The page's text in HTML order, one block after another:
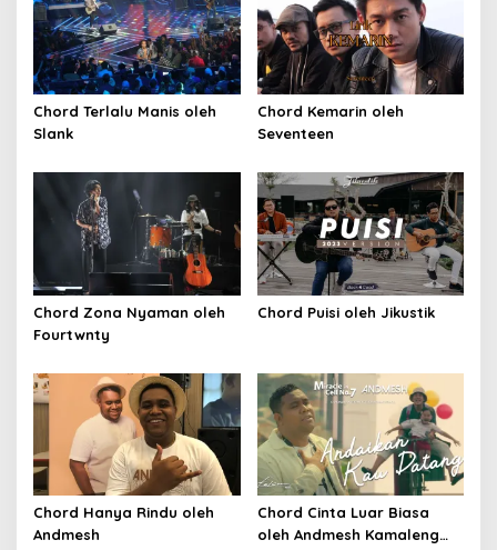
Chord Terlalu Manis oleh
Slank
Chord Kemarin oleh
Seventeen
Chord Zona Nyaman oleh
Fourtwnty
Chord Puisi oleh Jikustik
Chord Hanya Rindu oleh
Andmesh
Chord Cinta Luar Biasa
oleh Andmesh Kamaleng